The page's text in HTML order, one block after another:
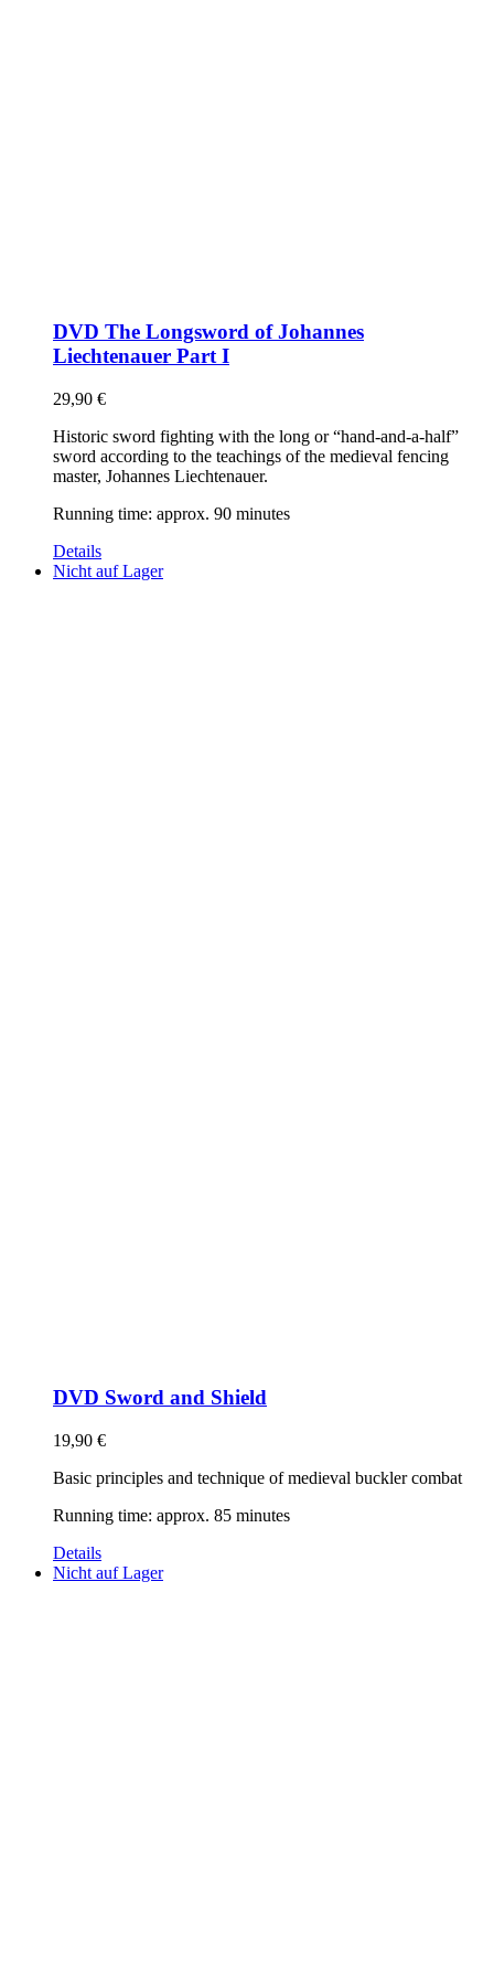
DVD The Longsword of Johannes
Liechtenauer Part I
29,90 €
Historic sword fighting with the long or “hand-and-a-half”
sword according to the teachings of the medieval fencing
master, Johannes Liechtenauer.
Running time: approx. 90 minutes
Details
Nicht auf Lager
DVD Sword and Shield
19,90 €
Basic principles and technique of medieval buckler combat
Running time: approx. 85 minutes
Details
Nicht auf Lager